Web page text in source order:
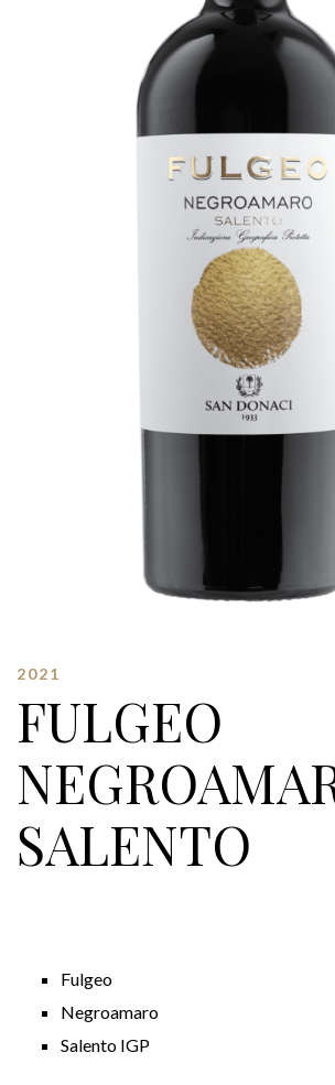
2021
FULGEO
SALENTO
Fulgeo
Negroamaro
Salento IGP